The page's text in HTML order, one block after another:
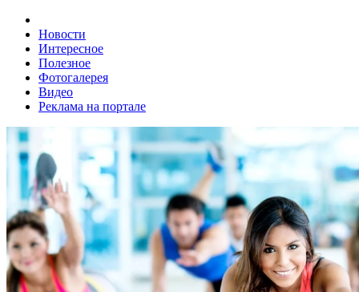
Новости
Интересное
Полезное
Фотогалерея
Видео
Реклама на портале